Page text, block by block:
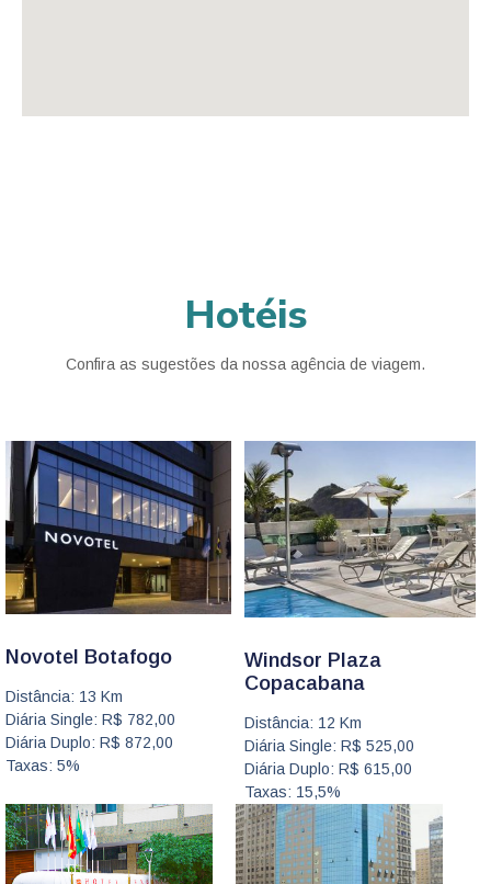
Hotéis
Confira as sugestões da nossa agência de viagem.
Novotel Botafogo
Distância: 13 Km
Diária Single: R$ 782,00
Diária Duplo: R$ 872,00
Taxas: 5%
Windsor Plaza
Copacabana
Distância: 12 Km
Diária Single: R$ 525,00
Diária Duplo: R$ 615,00
Taxas: 15,5%